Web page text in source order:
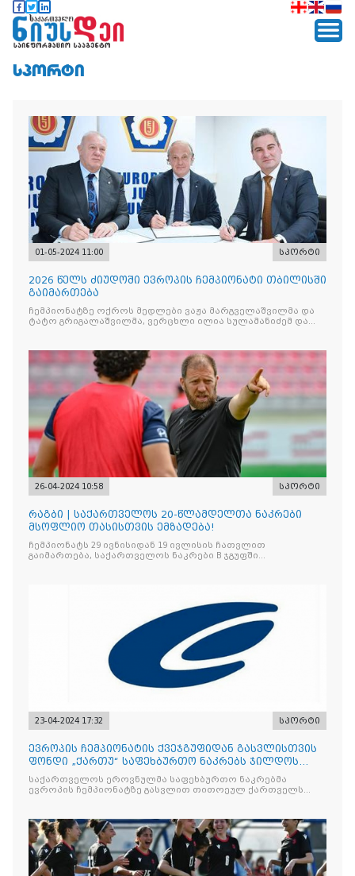
ᲡᲞᲝᲠᲢᲘ
01-05-2024 11:00 სპორტი
2026 წელს ძიუდოში ევროპის ჩემპიონატი თბილისში
გაიმართება
ჩემპიონატზე ოქროს მედლები ვაჟა მარგველაშვილმა და
ტატო გრიგალაშვილმა, ვერცხლი ილია სულამანიძემ და
26-04-2024 10:58 სპორტი
რაგბი | საქართველოს 20-წლამდელთა ნაკრები
მსოფლიო თასისთვის ემზადება!
ჩემპიონატს 29 ივნისიდან 19 ივლისის ჩათვლით
გაიმართება, საქართველოს ნაკრები B ჯგუფში
23-04-2024 17:32 სპორტი
ევროპის ჩემპიონატის ქვეჯგუფიდან გასვლისთვის
ფონდი „ქართუ“ საფეხბურთო ნაკრებს ჯილდოს
სახით 30 მილიონ ლარს გადასცემს
საქართველოს ეროვნულმა საფეხბურთო ნაკრებმა
ევროპის ჩემპიონატზე გასვლით თითოეულ ქართველს